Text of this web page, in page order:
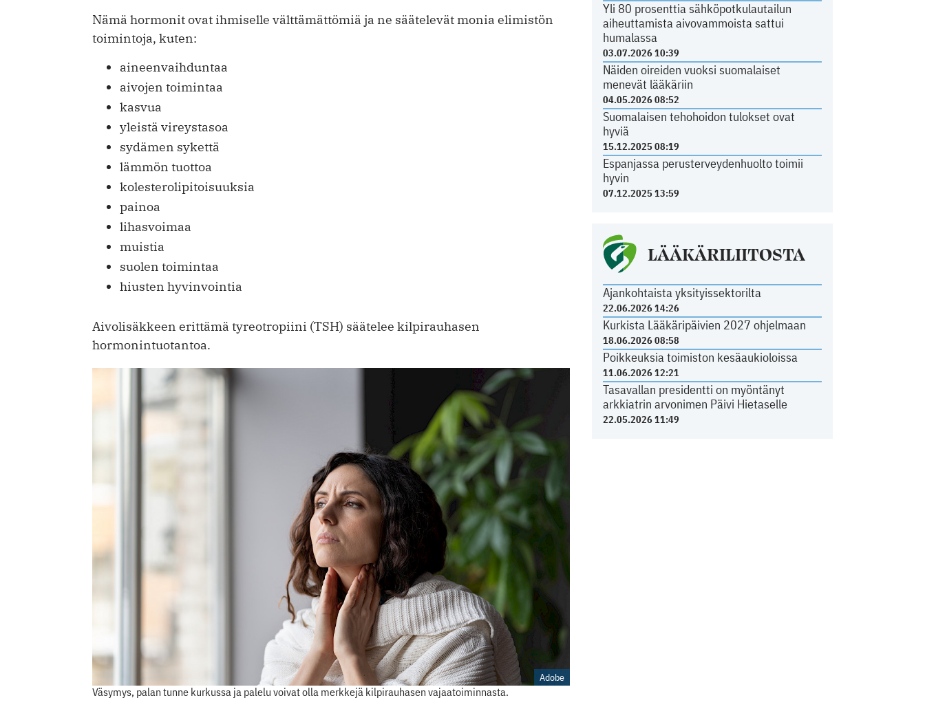
Yli 80 prosenttia sähköpotkulautailun
aiheuttamista aivovammoista sattui
humalassa
03.07.2026 10:39
Näiden oireiden vuoksi suomalaiset
menevät lääkäriin
04.05.2026 08:52
Suomalaisen tehohoidon tulokset ovat
hyviä
15.12.2025 08:19
Espanjassa perusterveydenhuolto toimii
hyvin
07.12.2025 13:59
LÄÄKÄRILIITOSTA
Ajankohtaista yksityissektorilta
22.06.2026 14:26
Kurkista Lääkäripäivien 2027 ohjelmaan
18.06.2026 08:58
Poikkeuksia toimiston kesäaukioloissa
11.06.2026 12:21
Tasavallan presidentti on myöntänyt
arkkiatrin arvonimen Päivi Hietaselle
22.05.2026 11:49
Nämä hormonit ovat ihmiselle välttämättömiä ja ne säätelevät monia elimistön
toimintoja, kuten:
aineenvaihduntaa
aivojen toimintaa
kasvua
yleistä vireystasoa
sydämen sykettä
lämmön tuottoa
kolesterolipitoisuuksia
painoa
lihasvoimaa
muistia
suolen toimintaa
hiusten hyvinvointia
Aivolisäkkeen erittämä tyreotropiini (TSH) säätelee kilpirauhasen
hormonintuotantoa.
Adobe
Väsymys, palan tunne kurkussa ja palelu voivat olla merkkejä kilpirauhasen vajaatoiminnasta.